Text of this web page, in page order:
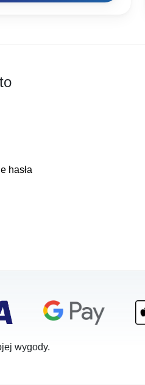
hasła
wygody.